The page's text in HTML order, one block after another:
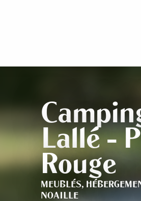
Lallé -
Rouge
MEUBLÉS,
NOAILLE